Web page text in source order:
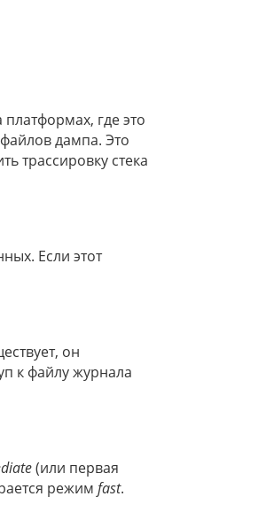
где это
дампа. Это
трассировку стека
Если этот
он
к файлу журнала
(или первая
режим fast.